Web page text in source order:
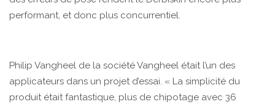
performant, et donc plus concurrentiel.
Philip Vangheel de la société Vangheel était l’un des
applicateurs dans un projet d’essai. « La simplicité du
produit était fantastique, plus de chipotage avec 36